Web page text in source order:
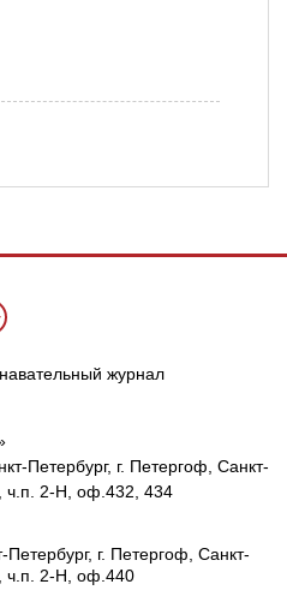
журнал
Петербург, г. Петергоф, Санкт-
ч.п. 2-Н, оф.432, 434
г. Петергоф, Санкт-
ч.п. 2-Н, оф.440